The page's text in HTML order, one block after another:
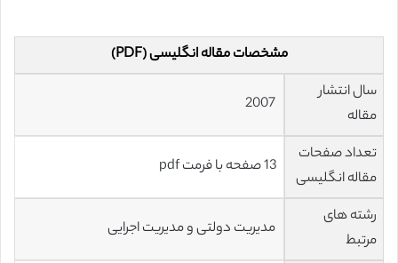
مشخصات مقاله انگلیسی (PDF)
سال انتشار
مقاله
تعداد صفحات
مقاله انگلیسی
13 صفحه با فرمت pdf
رشته های
مرتبط
مدیریت دولتی و مدیریت اجرایی